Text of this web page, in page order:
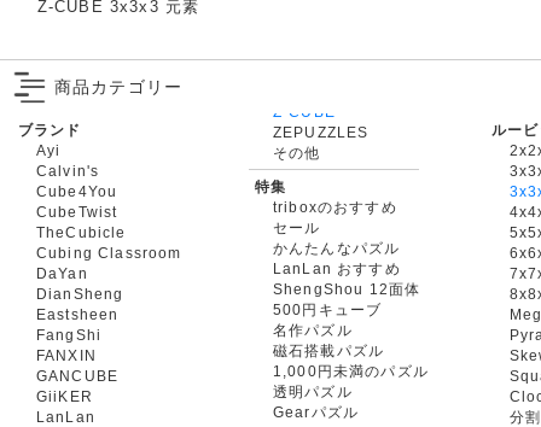
Z-CUBE 3x3x3 元素
商品カテゴリー
ブランド
Ayi
Calvin's
Cube4You
CubeTwist
TheCubicle
Cubing Classroom
DaYan
DianSheng
Eastsheen
FangShi
FANXIN
GANCUBE
GiiKER
LanLan
ZEPUZZLES
その他
特集
triboxのおすすめ
セール
かんたんなパズル
LanLan おすすめ
ShengShou 12面体
500円キューブ
名作パズル
磁石搭載パズル
1,000円未満のパズル
透明パズル
Gearパズル
ルー
分